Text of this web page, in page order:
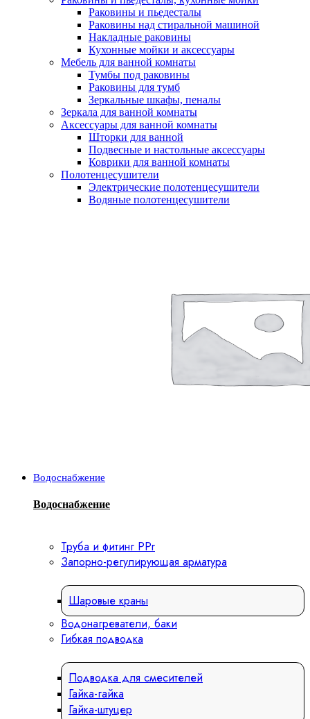
Раковины и пьедесталы
Раковины над стиральной машиной
Накладные раковины
Кухонные мойки и аксессуары
Мебель для ванной комнаты
Тумбы под раковины
Раковины для тумб
Зеркальные шкафы, пеналы
Зеркала для ванной комнаты
Аксессуары для ванной комнаты
Шторки для ванной
Подвесные и настольные аксессуары
Коврики для ванной комнаты
Полотенцесушители
Электрические полотенцесушители
Водяные полотенцесушители
Водоснабжение
Водоснабжение
Труба и фитинг PPr
Запорно-регулирующая арматура
Шаровые краны
Водонагреватели, баки
Гибкая подводка
Подводка для смесителей
Гайка-гайка
Гайка-штуцер